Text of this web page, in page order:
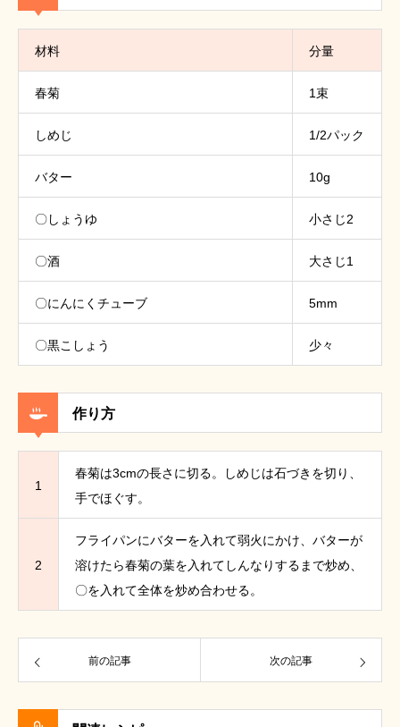
材料 分量
春菊 1束
しめじ 1/2パック
バター 10g
〇しょうゆ 小さじ2
〇酒 大さじ1
〇にんにくチューブ 5mm
〇黒こしょう 少々
作り方
1
春菊は3cmの長さに切る。しめじは石づきを切り、
手でほぐす。
2
フライパンにバターを入れて弱火にかけ、バターが
溶けたら春菊の葉を入れてしんなりするまで炒め、
〇を入れて全体を炒め合わせる。
前の記事 次の記事